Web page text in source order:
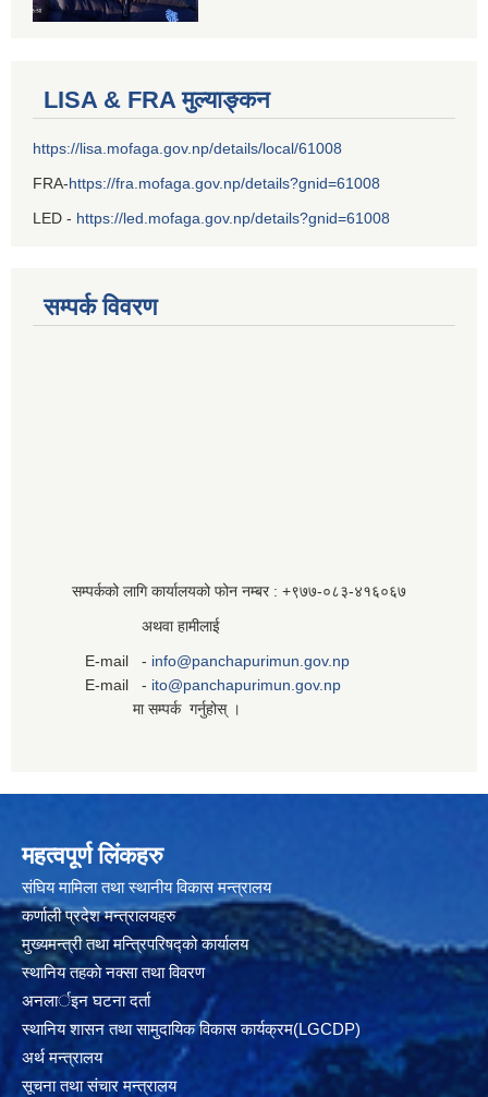
LISA & FRA मुल्याङ्कन
https://lisa.mofaga.gov.np/details/local/61008
FRA-https://fra.mofaga.gov.np/details?gnid=61008
LED - https://led.mofaga.gov.np/details?gnid=61008
सम्पर्क विवरण
सम्पर्कको लागि कार्यालयको फोन नम्बर : +९७७-०८३‍-४१६०६७
अथवा हामीलाई
E-mail - info@panchapurimun.gov.np
E-mail - ito@panchapurimun.gov.np
मा सम्पर्क गर्नुहोस् ।
महत्वपूर्ण लिंकहरु
संघिय मामिला तथा स्थानीय विकास मन्त्रालय
कर्णाली प्रदेश मन्त्रालयहरु
मुख्यमन्त्री तथा मन्त्रिपरिषद्को कार्यालय
स्थानिय तहकाे नक्सा तथा विवरण
अनलार्इन घटना दर्ता
स्थानिय शासन तथा सामुदायिक विकास कार्यक्रम(LGCDP)
अर्थ मन्त्रालय
सूचना तथा संचार मन्त्रालय